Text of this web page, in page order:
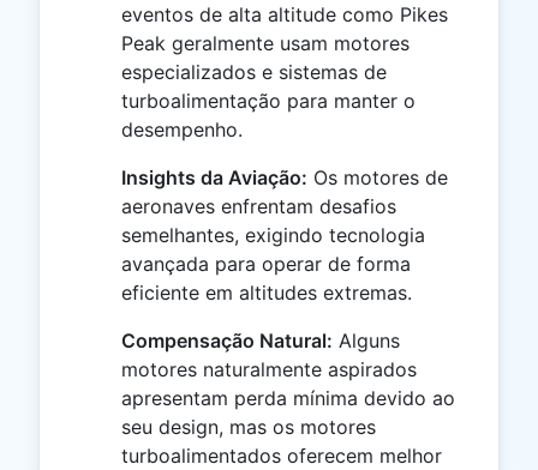
eventos de alta altitude como Pikes
Peak geralmente usam motores
especializados e sistemas de
turboalimentação para manter o
desempenho.
Insights da Aviação: Os motores de
aeronaves enfrentam desafios
semelhantes, exigindo tecnologia
avançada para operar de forma
eficiente em altitudes extremas.
Compensação Natural: Alguns
motores naturalmente aspirados
apresentam perda mínima devido ao
seu design, mas os motores
turboalimentados oferecem melhor